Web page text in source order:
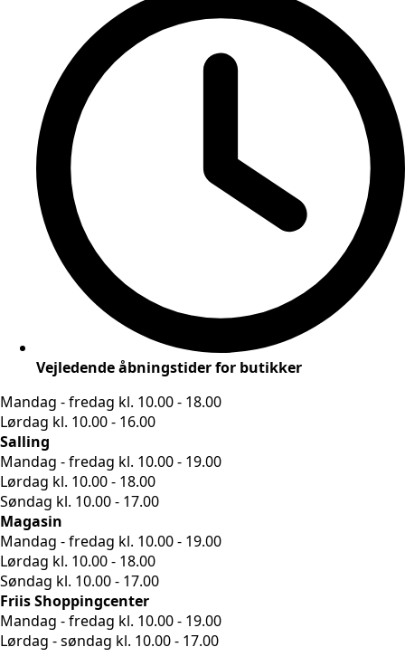
Vejledende åbningstider for butikker
Mandag - fredag kl. 10.00 - 18.00
Lørdag kl. 10.00 - 16.00
Salling
Mandag - fredag kl. 10.00 - 19.00
Lørdag kl. 10.00 - 18.00
Søndag kl. 10.00 - 17.00
Magasin
Mandag - fredag kl. 10.00 - 19.00
Lørdag kl. 10.00 - 18.00
Søndag kl. 10.00 - 17.00
Friis Shoppingcenter
Mandag - fredag kl. 10.00 - 19.00
Lørdag - søndag kl. 10.00 - 17.00